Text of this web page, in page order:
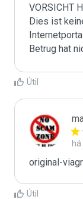
VORSICHT
Dies ist
Betrug hat
Útil
original-
Útil